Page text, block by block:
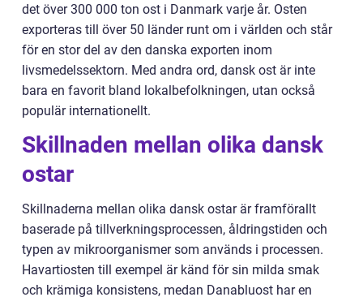
det över 300 000 ton ost i Danmark varje år. Osten
exporteras till över 50 länder runt om i världen och står
för en stor del av den danska exporten inom
livsmedelssektorn. Med andra ord, dansk ost är inte
bara en favorit bland lokalbefolkningen, utan också
populär internationellt.
Skillnaden mellan olika dansk
ostar
Skillnaderna mellan olika dansk ostar är framförallt
baserade på tillverkningsprocessen, åldringstiden och
typen av mikroorganismer som används i processen.
Havartiosten till exempel är känd för sin milda smak
och krämiga konsistens, medan Danabluost har en